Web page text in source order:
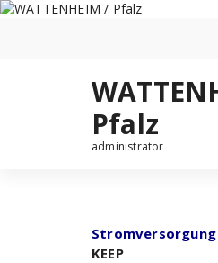
Zum
Pfalz
administrator
Stromversorgung
KEEP